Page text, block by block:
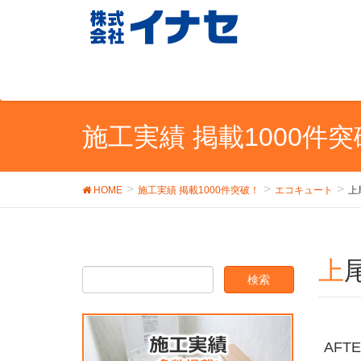
施工実績 掲載1000件突
HOME 施工実績 掲載1000件突破！ エコキュート 上